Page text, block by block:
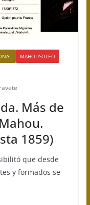
MAHOUSOLEO
Más de
1859)
que desde
y formados se